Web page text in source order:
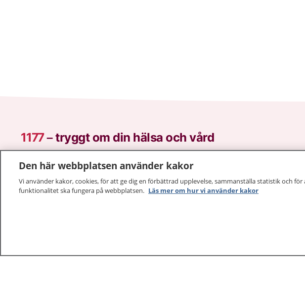
1177–tryggt om din hälsa och vård
På 1177.se får du råd om hälsa och information om sjukdomar och
vilka mottagningar du kan kontakta. Logga in för att läsa din journal
och göra dina vårdärenden. Ring telefonnummer 1177 för
sjukvårdsrådgivning dygnet runt.
Den här webbplatsen använder kakor
Vi använder kakor, cookies, för att ge dig en förbättrad upplevelse, sammanställa statistik och
funktionalitet ska fungera på webbplatsen. Läs mer om hur vi använder kakor